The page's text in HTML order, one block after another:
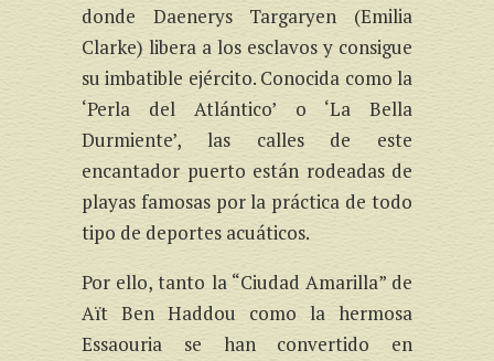
donde Daenerys Targaryen (Emilia
Clarke) libera a los esclavos y consigue
su imbatible ejército. Conocida como la
‘Perla del Atlántico’ o ‘La Bella
Durmiente’, las calles de este
encantador puerto están rodeadas de
playas famosas por la práctica de todo
tipo de deportes acuáticos.
Por ello, tanto la “Ciudad Amarilla” de
Aït Ben Haddou como la hermosa
Essaouria se han convertido en